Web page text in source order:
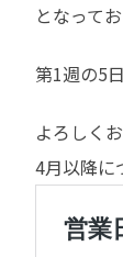
となってお
第1週の5
よろしく
4月以降に